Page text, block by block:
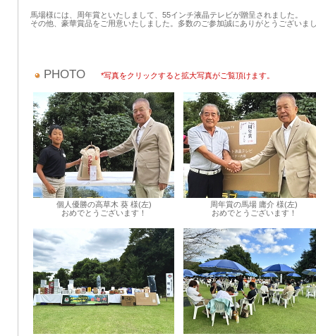
馬場様には、周年賞といたしまして、55インチ液晶テレビが贈呈されました。
その他、豪華賞品をご用意いたしました。多数のご参加誠にありがとうございま
PHOTO *写真をクリックすると拡大写真がご覧頂けます。
個人優勝の高草木 葵 様(左)
おめでとうございます！
周年賞の馬場 庸介 様(左)
おめでとうございます！